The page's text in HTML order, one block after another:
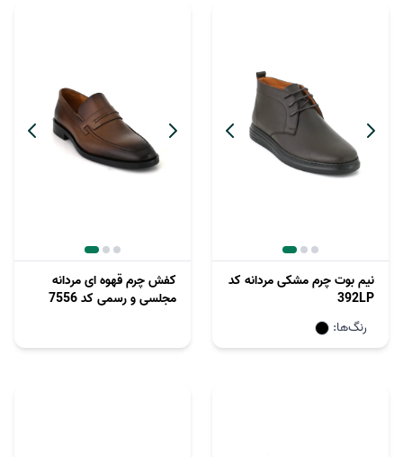
نیم بوت چرم مشکی مردانه کد
392LP
رنگ‌ها:
کفش چرم قهوه ای مردانه
مجلسی و رسمی کد 7556